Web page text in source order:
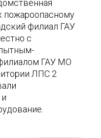
пожароопасному
филиал ГАУ
с
ГАУ МО
ЛПС 2